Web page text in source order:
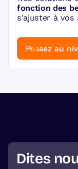
fonction des
s'ajuster à
Passez au
Dites